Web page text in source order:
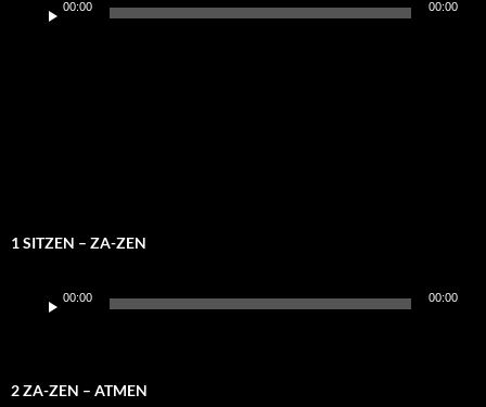
Player
00:00 00:00
1 SITZEN – ZA-ZEN
Player
00:00 00:00
2 ZA-ZEN – ATMEN